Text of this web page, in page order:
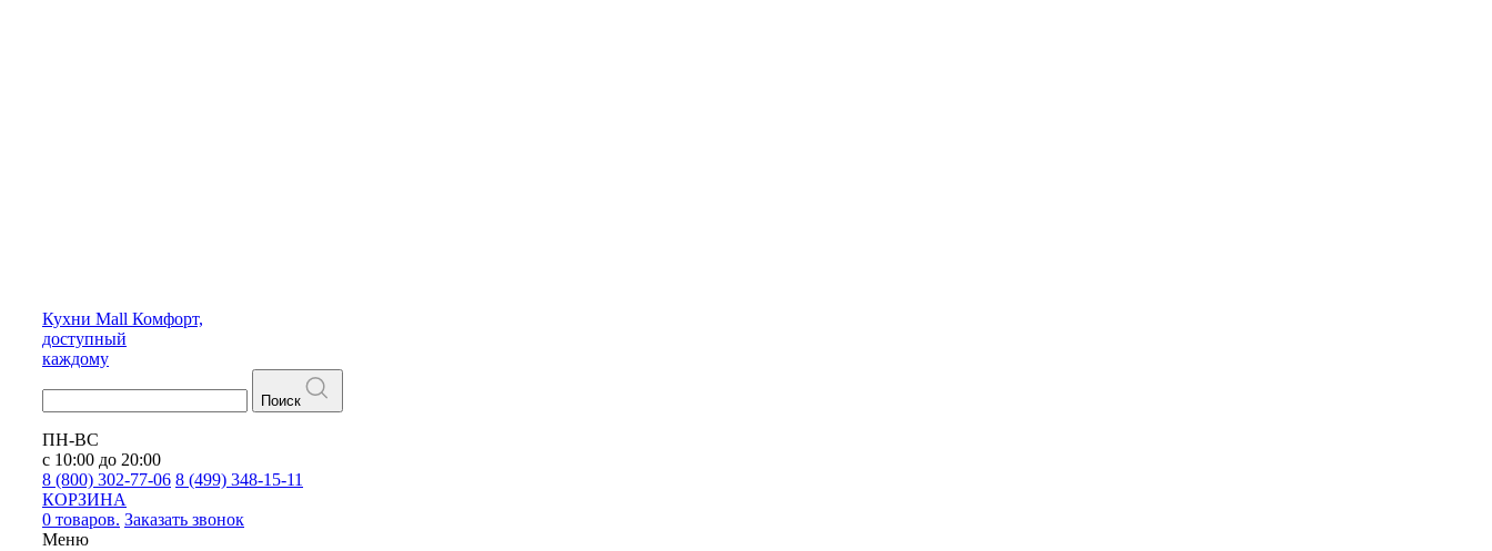
Кухни Mall Комфорт,
доступный
каждому
Поиск
ПН-ВС
с 10:00 до 20:00
8 (800) 302-77-06 8 (499) 348-15-11
КОРЗИНА
0 товаров. Заказать звонок
Меню